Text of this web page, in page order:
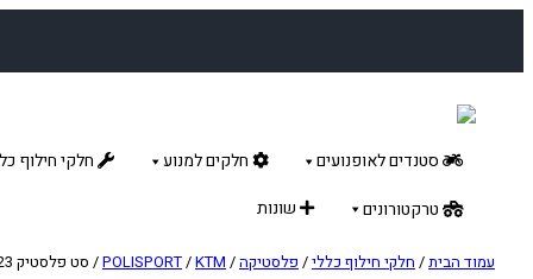
סטנדים לאופנועים חלקים למנוע
חלקי חילוף
טרקטורונים
שונות
עמוד הבית/ חלקי חילוף כללי/ פלסטיקה/
POLISPORT/KTM / סט פלסטיק POLISPORT EXC/EXCF 20-23 לבן